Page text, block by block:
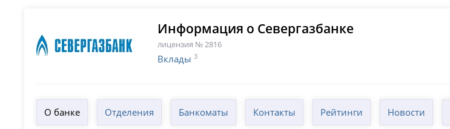
Информация о Севергазбанке
лицензия № 2816
Вклады 3
О банке Отделения Банкоматы Контакты Рейтинги Новости